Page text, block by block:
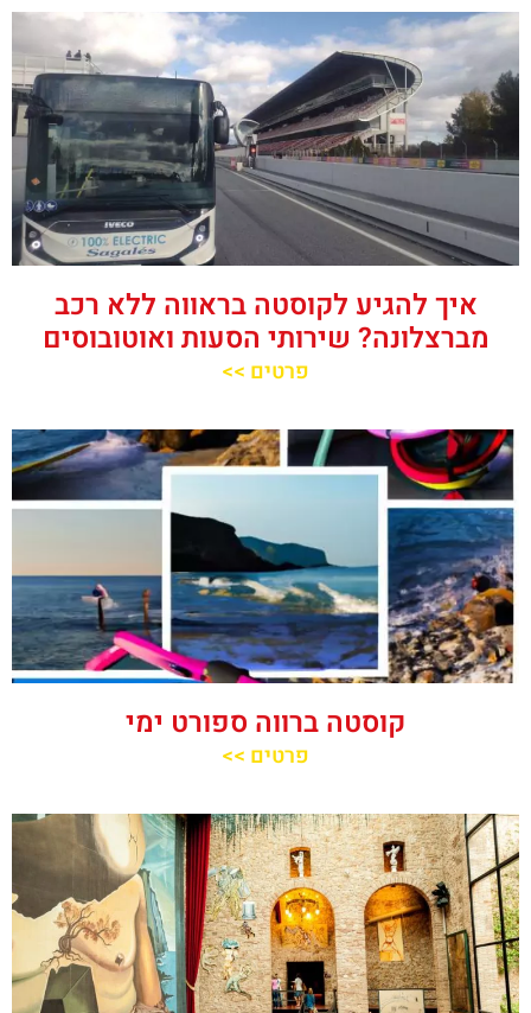
איך להגיע לקוסטה בראווה ללא רכב
מברצלונה? שירותי הסעות ואוטובוסים
פרטים >>
קוסטה ברווה ספורט ימי
פרטים >>